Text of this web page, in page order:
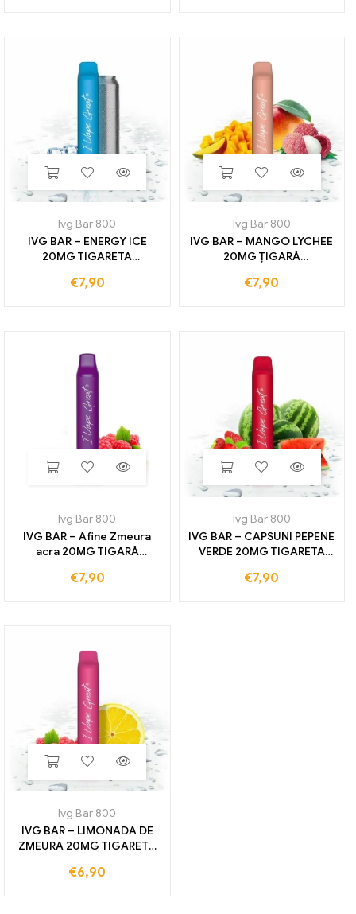
Ivg Bar 800
IVG BAR – ENERGY ICE
20MG TIGARETA
unica folosinta 800
€7,90
Ivg Bar 800
IVG BAR – MANGO LYCHEE
20MG ȚIGARĂ
UTILIZARE 800 TRENURI
€7,90
Ivg Bar 800
IVG BAR – Afine Zmeura
acra 20MG TIGARĂ
UTILIZARE 800 TRENURI
€7,90
Ivg Bar 800
IVG BAR – CAPSUNI PEPENE
VERDE 20MG TIGARETA
unica 800 TRENURI
€7,90
Ivg Bar 800
IVG BAR – LIMONADA DE
ZMEURA 20MG TIGARETA
UTILIZARE 800 TRENURI
€6,90